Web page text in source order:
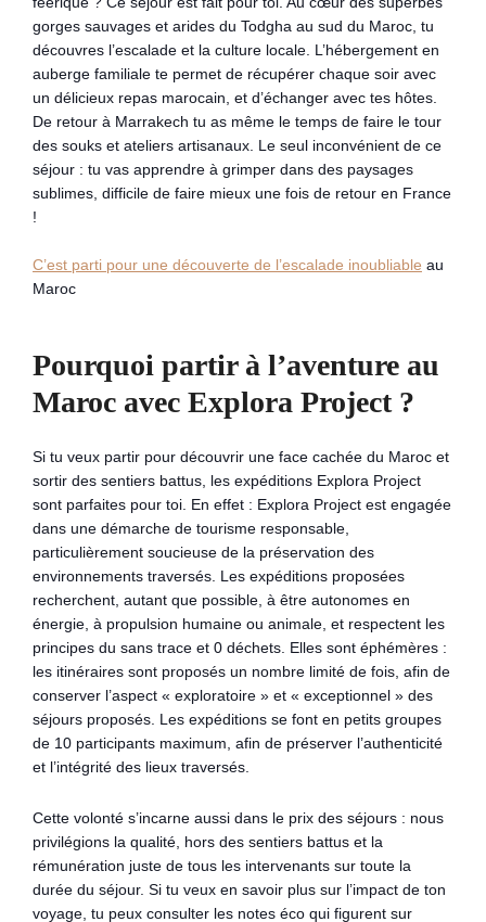
gorges sauvages et arides du Todgha au sud du Maroc, tu
découvres l’escalade et la culture locale. L’hébergement en
auberge familiale te permet de récupérer chaque soir avec
un délicieux repas marocain, et d’échanger avec tes hôtes.
De retour à Marrakech tu as même le temps de faire le tour
des souks et ateliers artisanaux. Le seul inconvénient de ce
séjour : tu vas apprendre à grimper dans des paysages
sublimes, difficile de faire mieux une fois de retour en France
!
C’est parti pour une découverte de l’escalade inoubliable au
Maroc
Pourquoi partir à l’aventure au
Maroc avec Explora Project ?
Si tu veux partir pour découvrir une face cachée du Maroc et
sortir des sentiers battus, les expéditions Explora Project
sont parfaites pour toi. En effet : Explora Project est engagée
dans une démarche de tourisme responsable,
particulièrement soucieuse de la préservation des
environnements traversés. Les expéditions proposées
recherchent, autant que possible, à être autonomes en
énergie, à propulsion humaine ou animale, et respectent les
principes du sans trace et 0 déchets. Elles sont éphémères :
les itinéraires sont proposés un nombre limité de fois, afin de
conserver l’aspect « exploratoire » et « exceptionnel » des
séjours proposés. Les expéditions se font en petits groupes
de 10 participants maximum, afin de préserver l’authenticité
et l’intégrité des lieux traversés.
Cette volonté s’incarne aussi dans le prix des séjours : nous
privilégions la qualité, hors des sentiers battus et la
rémunération juste de tous les intervenants sur toute la
durée du séjour. Si tu veux en savoir plus sur l’impact de ton
voyage, tu peux consulter les notes éco qui figurent sur